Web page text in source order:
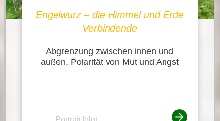
Engelwurz – die Himmel und Erde
Verbindende
Abgrenzung zwischen innen und
außen, Polarität von Mut und Angst
Portrait folgt